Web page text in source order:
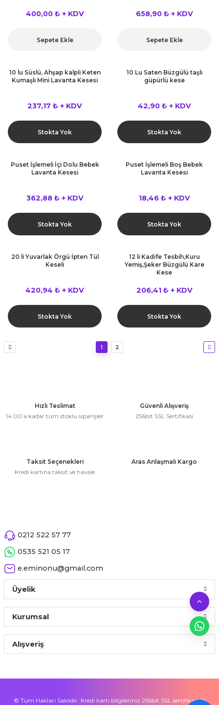
400,00 ₺ + KDV
Sepete Ekle
658,90 ₺ + KDV
Sepete Ekle
10 lu Süslü, Ahşap kalpli Keten
Kumaşlı Mini Lavanta Kesesi
237,17 ₺ + KDV
Stokta Yok
10 Lu Saten Büzgülü taşlı
güpürlü kese
42,90 ₺ + KDV
Stokta Yok
Puset İşlemeli İçi Dolu Bebek
Lavanta Kesesi
362,88 ₺ + KDV
Stokta Yok
Puset İşlemeli Boş Bebek
Lavanta Kesesi
18,46 ₺ + KDV
Stokta Yok
20 li Yuvarlak Örgü İpten Tül
Keseli
420,94 ₺ + KDV
Stokta Yok
12 li Kadife Tesbih,Kuru
Yemiş,Şeker Büzgülü Kare
Kese
206,41 ₺ + KDV
Stokta Yok
1 2
Hızlı Teslimat
14:00’a kadar tüm stoklu siparişler
Güvenli Alışveriş
256bit SSL Sertifikası
Taksit Seçenekleri
Kredi kartına taksit ve havale
Aras Anlaşmalı Kargo
0212 522 57 77
0535 521 05 17
e.eminonu@gmail.com
Üyelik
Kurumsal
Alışveriş
© Tüm Hakları Saklıdır. Kredi kartı bilgileriniz 256bit SSL sertifikası ile